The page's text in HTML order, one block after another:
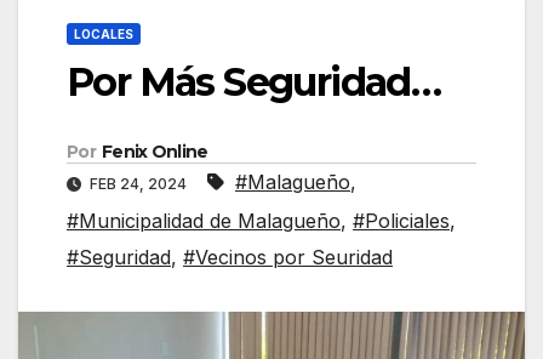
LOCALES
Por Más Seguridad…
Por Fenix Online
FEB 24, 2024 #Malagueño,
#Municipalidad de Malagueño, #Policiales,
#Seguridad, #Vecinos por Seuridad